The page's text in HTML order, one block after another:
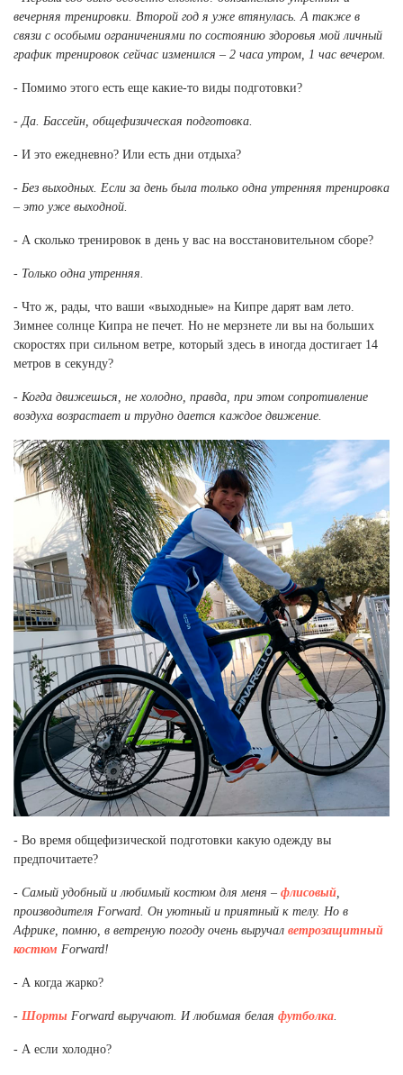
вечерняя тренировки. Второй год я уже втянулась. А также в
связи с особыми ограничениями по состоянию здоровья мой личный
график тренировок сейчас изменился – 2 часа утром, 1 час вечером.
- Помимо этого есть еще какие-то виды подготовки?
- Да. Бассейн, общефизическая подготовка.
- И это ежедневно? Или есть дни отдыха?
- Без выходных. Если за день была только одна утренняя тренировка
– это уже выходной.
- А сколько тренировок в день у вас на восстановительном сборе?
- Только одна утренняя.
- Что ж, рады, что ваши «выходные» на Кипре дарят вам лето.
Зимнее солнце Кипра не печет. Но не мерзнете ли вы на больших
скоростях при сильном ветре, который здесь в иногда достигает 14
метров в секунду?
- Когда движешься, не холодно, правда, при этом сопротивление
воздуха возрастает и трудно дается каждое движение.
- Во время общефизической подготовки какую одежду вы
предпочитаете?
- Самый удобный и любимый костюм для меня – флисовый,
производителя Forward. Он уютный и приятный к телу. Но в
Африке, помню, в ветреную погоду очень выручал ветрозащитный
костюм Forward!
- А когда жарко?
- Шорты Forward выручают. И любимая белая футболка.
- А если холодно?